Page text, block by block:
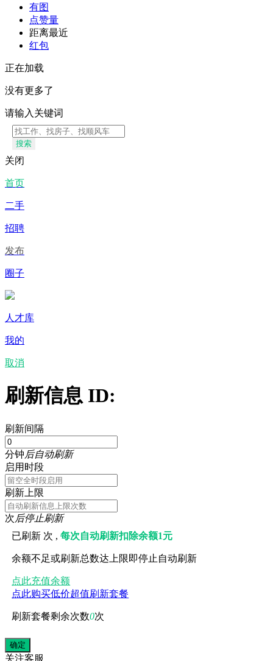
有图
点赞量
距离最近
红包
正在加载
没有更多了
请输入关键词
搜索
关闭
首页
二手
招聘
发布
圈子
人才库
我的
取消
刷新信息 ID:
刷新间隔
分钟后自动刷新
启用时段
刷新上限
次后停止刷新
已刷新 次 ,每次自动刷新扣除余额1元
余额不足或刷新总数达上限即停止自动刷新
点此充值余额
点此购买低价超值刷新套餐
刷新套餐剩余次数0次
关注客服